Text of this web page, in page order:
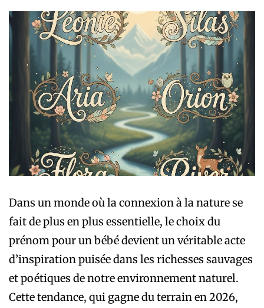
Dans un monde où la connexion à la nature se
fait de plus en plus essentielle, le choix du
prénom pour un bébé devient un véritable acte
d’inspiration puisée dans les richesses sauvages
et poétiques de notre environnement naturel.
Cette tendance, qui gagne du terrain en 2026,